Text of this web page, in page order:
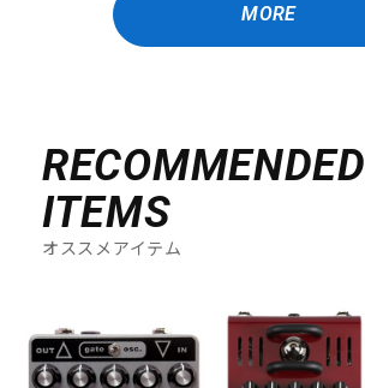
MORE
RECOMMENDED
ITEMS
オススメアイテム